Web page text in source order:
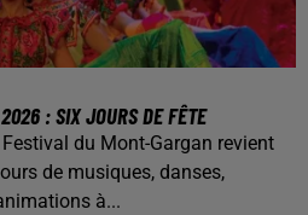
: SIX JOURS DE FÊTE
du Mont-Gargan revient
de musiques, danses,
à...